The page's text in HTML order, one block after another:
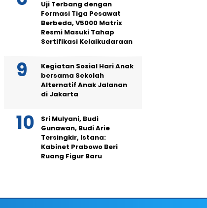
Uji Terbang dengan
Formasi Tiga Pesawat
Berbeda, V5000 Matrix
Resmi Masuki Tahap
Sertifikasi Kelaikudaraan
Kegiatan Sosial Hari Anak
bersama Sekolah
Alternatif Anak Jalanan
di Jakarta
Sri Mulyani, Budi
Gunawan, Budi Arie
Tersingkir, Istana:
Kabinet Prabowo Beri
Ruang Figur Baru